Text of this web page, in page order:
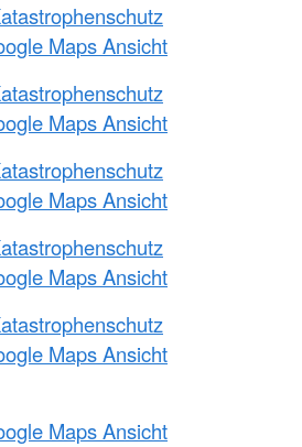
Maps Ansicht
Maps Ansicht
Maps Ansicht
Maps Ansicht
Maps Ansicht
Maps Ansicht